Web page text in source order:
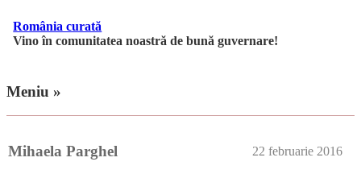
România curată
Vino în comunitatea noastră de bună guvernare!
Meniu »
Mihaela Parghel 22 februarie 2016